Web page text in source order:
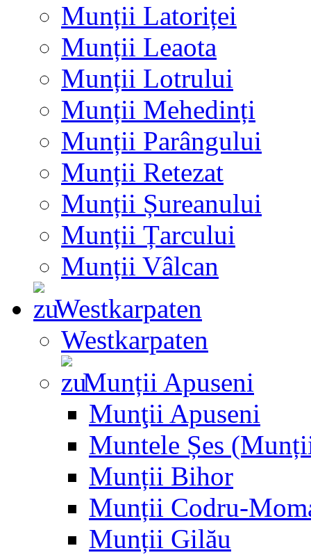
Munții Latoriței
Munții Leaota
Munții Lotrului
Munții Mehedinți
Munții Parângului
Munții Retezat
Munții Șureanului
Munții Țarcului
Munții Vâlcan
Westkarpaten
Westkarpaten
Munții Apuseni
Munţii Apuseni
Muntele Șes
Munții Bihor
Munții Codru-
Munții Gilău